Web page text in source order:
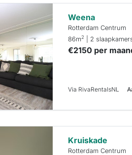
Weena
Rotterdam Centrum
86m2 | 2
€2150 per
Via RivaRentalsNL
Kruiskade
Rotterdam Centrum